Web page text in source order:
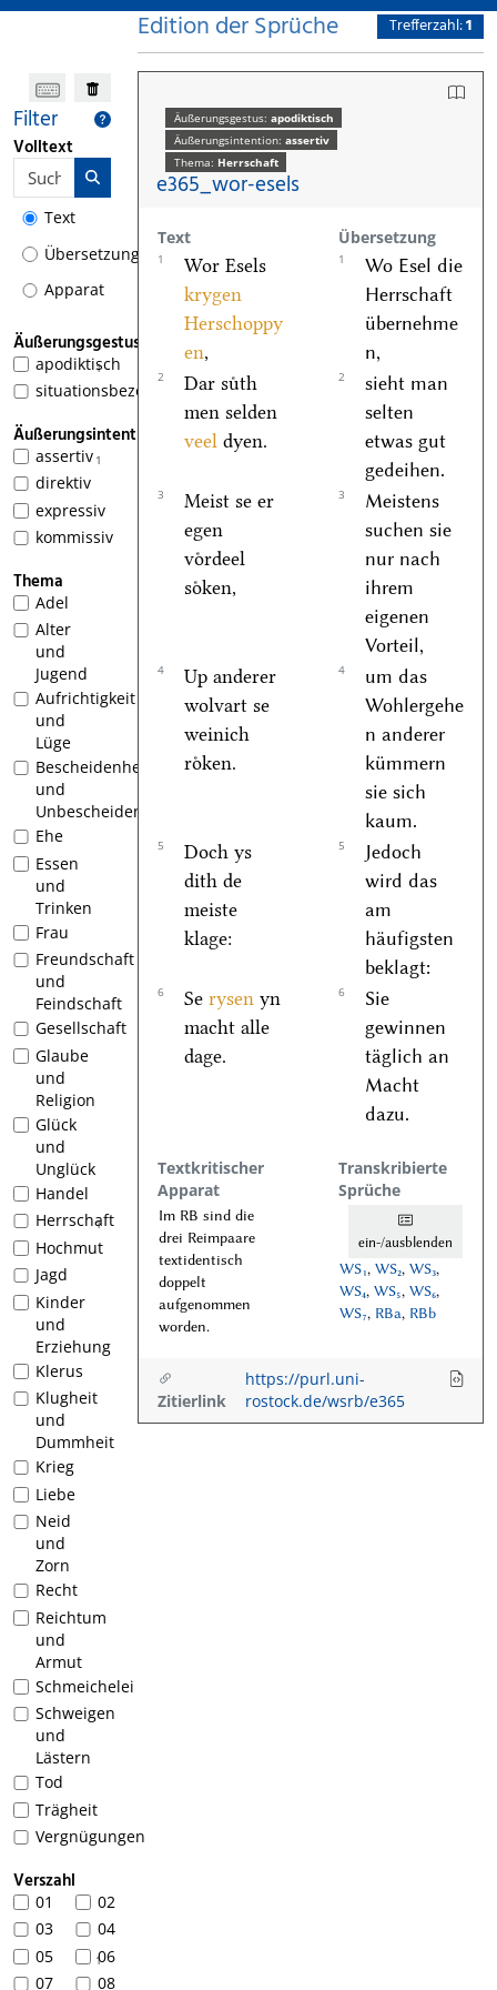
Filter
Volltext
Text
Übersetzung
Apparat
Äußerungsgestus
1
apodiktisch
situationsbezogen
Äußerungsintention
1
assertiv
direktiv
expressiv
kommissiv
Thema
Adel
Alter
und
Jugend
Aufrichtigkeit
und
Lüge
Bescheidenheit
und
Unbescheidenheit
Ehe
Essen
und
Trinken
Frau
Freundschaft
und
Feindschaft
Gesellschaft
Glaube
und
Religion
Glück
und
Unglück
Handel
1
Herrschaft
Hochmut
Jagd
Kinder
und
Erziehung
Klerus
Klugheit
und
Dummheit
Krieg
Liebe
Neid
und
Zorn
Recht
Reichtum
und
Armut
Schmeichelei
Schweigen
und
Lästern
Tod
Trägheit
Vergnügungen
Verszahl
01
02
03
04
05
106
07
08
Edition der Sprüche Trefferzahl:1
Äußerungsgestus: apodiktisch
Äußerungsintention: assertiv
Thema: Herrschaft
e365_wor-esels
Text Übersetzung
1
Wor Esels
krygen
Herschoppy
en,
1
Wo Esel die
Herrschaft
übernehme
n,
2
Dar suͤth
men selden
veel dyen.
2
sieht man
selten
etwas gut
gedeihen.
3
Meist se er
egen
voͤrdeel
soͤken,
3
Meistens
suchen sie
nur nach
ihrem
eigenen
Vorteil,
4
Up anderer
wolvart se
weinich
roͤken.
4
um das
Wohlergehe
n anderer
kümmern
sie sich
kaum.
5
Doch ys
dith de
meiste
klage:
5
Jedoch
wird das
am
häufigsten
beklagt:
6 Se rysen yn
macht alle
dage.
6
Sie
gewinnen
täglich an
Macht
dazu.
Textkritischer
Apparat
Transkribierte
Sprüche
Im RB sind die
drei Reimpaare
textidentisch
doppelt
aufgenommen
worden.
ein-/ausblenden
WS₁, WS₂, WS₃,
WS₄, WS₅, WS₆,
WS₇, RBa, RBb
Zitierlink
https://purl.uni-
rostock.de/wsrb/e365